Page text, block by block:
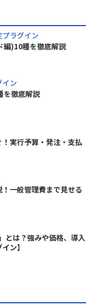
ラグイン
)10種を徹底解説
イン
徹底解説
実行予算・発注・支払
一般管理費まで見せる
は？強みや価格、導入
ン】